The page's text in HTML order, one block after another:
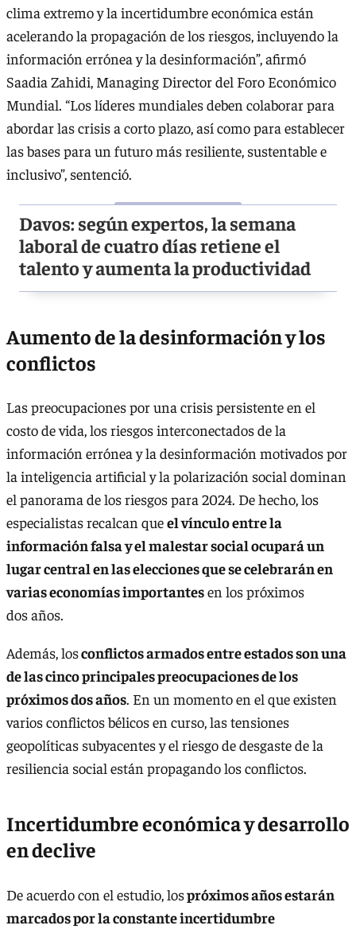
clima extremo y la incertidumbre económica están
acelerando la propagación de los riesgos, incluyendo la
información errónea y la desinformación”, afirmó
Saadia Zahidi, Managing Director del Foro Económico
Mundial. “Los líderes mundiales deben colaborar para
abordar las crisis a corto plazo, así como para establecer
las bases para un futuro más resiliente, sustentable e
inclusivo”, sentenció.
Davos: según expertos, la semana
laboral de cuatro días retiene el
talento y aumenta la productividad
Aumento de la desinformación y los
conflictos
Las preocupaciones por una crisis persistente en el
costo de vida, los riesgos interconectados de la
información errónea y la desinformación motivados por
la inteligencia artificial y la polarización social dominan
el panorama de los riesgos para 2024. De hecho, los
especialistas recalcan queel vínculo entre la
información falsa y el malestar social ocupará un
lugar central en las elecciones que se celebrarán en
varias economías importantesen los próximos
dos años.
Además, losconflictos armados entre estados son una
de las cinco principales preocupaciones de los
próximos dos años. En un momento en el que existen
varios conflictos bélicos en curso, las tensiones
geopolíticas subyacentes y el riesgo de desgaste de la
resiliencia social están propagando los conflictos.
Incertidumbre económica y desarrollo
en declive
De acuerdo con el estudio, lospróximos años estarán
marcados por la constante incertidumbre